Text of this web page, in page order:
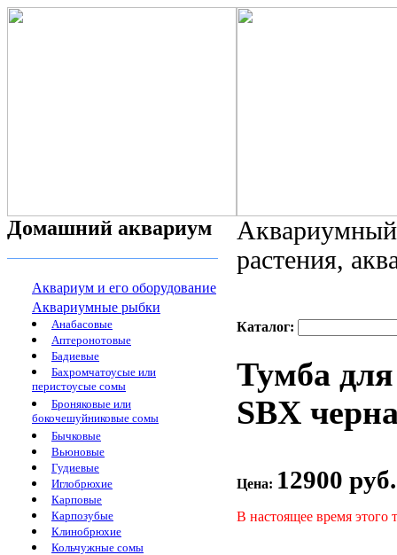
Домашний аквариум
Аквариум и его оборудование
Аквариумные рыбки
Анабасовые
Аптеронотовые
Бадиевые
Бахромчатоусые или
перистоусые сомы
Броняковые или
бокочешуйниковые сомы
Бычковые
Вьюновые
Гудиевые
Иглобрюхие
Карповые
Карпозубые
Клинобрюхие
Кольчужные сомы
растения,
Каталог:
Тумба
SBХ
Цена: 12900 руб.
В настоящее время этого